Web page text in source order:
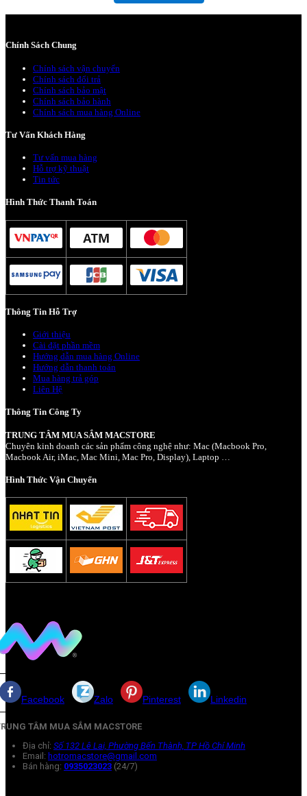
Chính Sách Chung
Chính sách vận chuyển
Chính sách đổi trả
Chính sách bảo mật
Chính sách bảo hành
Chính sách mua hàng Online
Tư Vấn Khách Hàng
Tư vấn mua hàng
Hỗ trợ kỹ thuật
Tin tức
Hình Thức Thanh Toán
Thông Tin Hỗ Trợ
Giới thiệu
Cài đặt phần mềm
Hướng dẫn mua hàng Online
Hướng dẫn thanh toán
Mua hàng trả góp
Liên Hệ
Thông Tin Công Ty
TRUNG TÂM MUA SẮM MACSTORE
Chuyên kinh doanh các sản phẩm công nghệ như: Mac (Macbook Pro,
Macbook Air, iMac, Mac Mini, Mac Pro, Display), Laptop …
Hình Thức Vận Chuyển
Facebook Zalo Pinterest Linkedin
TÂM MUA SẮM MACSTORE
Địa chỉ: Số 132 Lê Lai, Phường Bến Thành, TP Hồ Chí Minh
Email: hotromacstore@gmail.com
Bán hàng: 0935023023 (24/7)